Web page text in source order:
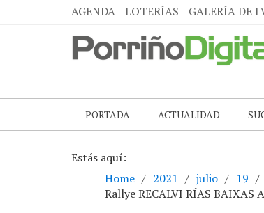
AGENDA LOTERÍAS GALERÍA DE
PORTADA ACTUALIDAD
Estás aquí:
Home
2021 julio 19
Rallye RECALVI RÍAS